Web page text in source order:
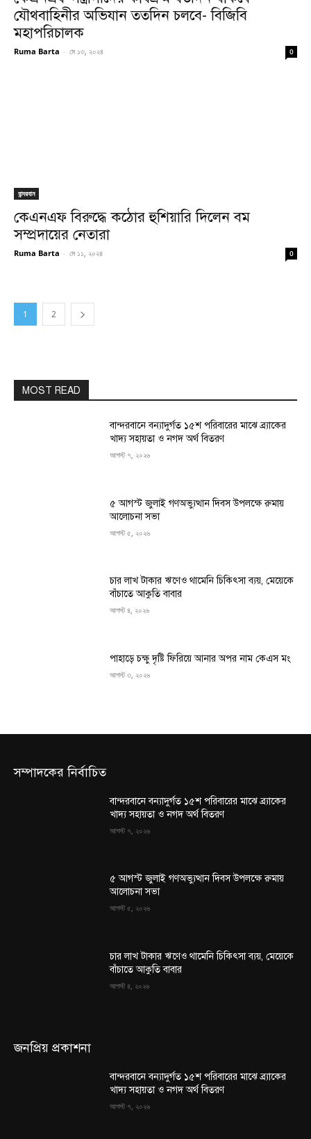
যৌথবাহিনীর অভিযান ততদিন চলবে- বিজিবি
মহাপরিচালক
Ruma Barta - মে ১৩, ২০২৪ 0
বান্দরবান
কেএনএফ বিরুদ্ধে কঠোর হুশিয়ারি দিলেন বম
সম্প্রদায়ের নেতারা
Ruma Barta - মে ১১, ২০২৪ 0
1 2
MOST READ
বান্দরবানে বন্যাদুর্গত ১৫শ পরিবারের মাঝে ব্র্যাকের
খাদ্য সহায়তা ও নগদ অর্থ বিতরণ
আগস্ট ৭, ২০২৬
৫ আগস্ট জুলাই গণঅভ্যুত্থান দিবস উপলক্ষে রুমায়
আলোচনা সভা
আগস্ট ৫, ২০২৬
চার লাখ টাকার ঋণেও থামেনি চিকিৎসা ব্যয়, মেয়েকে
বাঁচাতে আকুতি বাবার
আগস্ট ৪, ২০২৬
পাহাড়ে চক্ষু দৃষ্টি ফিরিয়ে আনার অপর নাম কেএস মং
আগস্ট ৩, ২০২৬
সম্পাদকের নির্বাচিত
বান্দরবানে বন্যাদুর্গত ১৫শ পরিবারের মাঝে ব্র্যাকের
খাদ্য সহায়তা ও নগদ অর্থ বিতরণ
আগস্ট ৭, ২০২৬
৫ আগস্ট জুলাই গণঅভ্যুত্থান দিবস উপলক্ষে রুমায়
আলোচনা সভা
আগস্ট ৫, ২০২৬
চার লাখ টাকার ঋণেও থামেনি চিকিৎসা ব্যয়, মেয়েকে
বাঁচাতে আকুতি বাবার
আগস্ট ৪, ২০২৬
জনপ্রিয় প্রকাশনা
বান্দরবানে বন্যাদুর্গত ১৫শ পরিবারের মাঝে ব্র্যাকের
খাদ্য সহায়তা ও নগদ অর্থ বিতরণ
আগস্ট ৭, ২০২৬